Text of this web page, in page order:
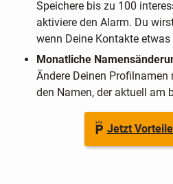
Speichere bis zu 100
aktiviere den Alarm. Du
wenn Deine Kontakte etwas
Monatliche
Ändere Deinen
den Namen, der aktuell am
Jetzt